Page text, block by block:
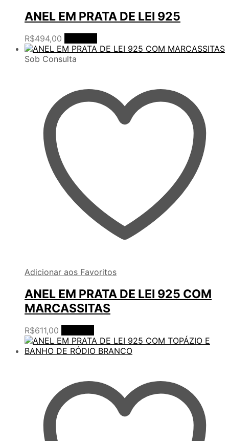
ANEL EM PRATA DE LEI 925
R$494,00
Sob Consulta
Adicionar aos Favoritos
ANEL EM PRATA DE LEI 925 COM
MARCASSITAS
R$611,00